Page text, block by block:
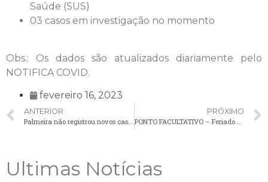
Saúde (SUS)
03 casos em investigação no momento
Obs.: Os dados são atualizados diariamente pelo
NOTIFICA COVID.
fevereiro 16, 2023
ANTERIOR
Palmeira não registrou novos casos de Covid-19 no boletim desta quarta-feira (15)
PRÓXIMO
PONTO FACULTATIVO – Feriado de Carnaval
Ultimas Notícias